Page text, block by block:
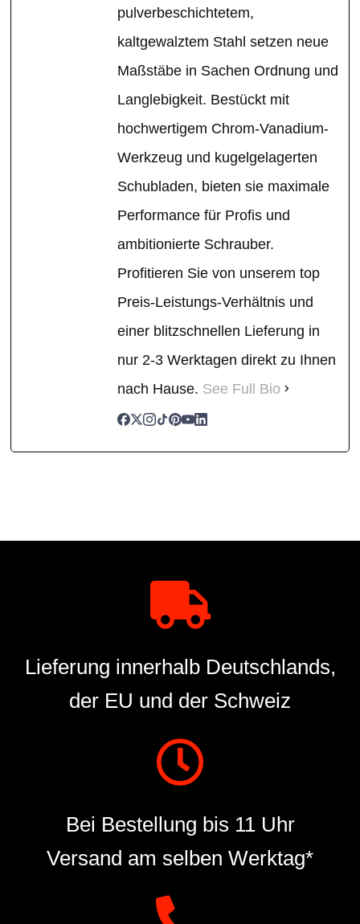
pulverbeschichtetem,
kaltgewalztem Stahl setzen neue
Maßstäbe in Sachen Ordnung und
Langlebigkeit. Bestückt mit
hochwertigem Chrom-Vanadium-
Werkzeug und kugelgelagerten
Schubladen, bieten sie maximale
Performance für Profis und
ambitionierte Schrauber.
Profitieren Sie von unserem top
Preis-Leistungs-Verhältnis und
einer blitzschnellen Lieferung in
nur 2-3 Werktagen direkt zu Ihnen
nach Hause. See Full Bio
Lieferung innerhalb Deutschlands,
der EU und der Schweiz
Bei Bestellung bis 11 Uhr
Versand am selben Werktag*